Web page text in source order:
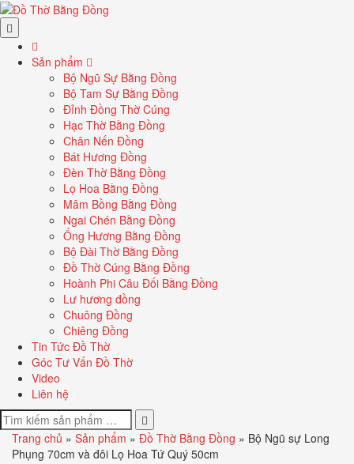
Sản phẩm
Bộ Ngũ Sự Bằng Đồng
Bộ Tam Sự Bằng Đồng
Đỉnh Đồng Thờ Cúng
Hạc Thờ Bằng Đồng
Chân Nến Đồng
Bát Hương Đồng
Đèn Thờ Bằng Đồng
Lọ Hoa Bằng Đồng
Mâm Bồng Bằng Đồng
Ngai Chén Bằng Đồng
Ống Hương Bằng Đồng
Bộ Đài Thờ Bằng Đồng
Đồ Thờ Cúng Bằng Đồng
Hoành Phi Câu Đối Bằng Đồng
Lư hương đồng
Chuông Đồng
Chiêng Đồng
Tin Tức Đồ Thờ
Góc Tư Vấn Đồ Thờ
Video
Liên hệ
Trang chủ » Sản phẩm » Đồ Thờ Bằng Đồng » Bộ Ngũ sự Long
Phụng 70cm và đôi Lọ Hoa Tứ Quý 50cm